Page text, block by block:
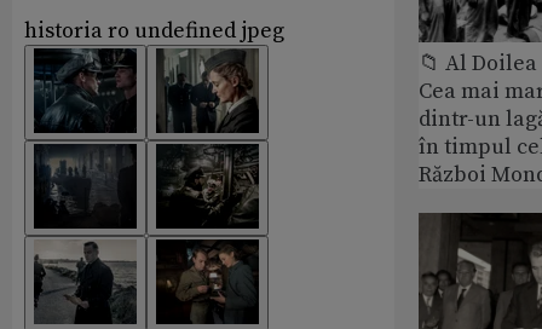
historia ro undefined jpeg
📁 Al
Cea mai
dintr-un
în timpul
Război